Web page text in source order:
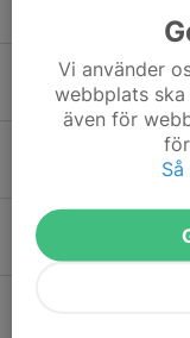
25 jun, 15:16
Kallelse till
4 jun, 14:37
Orienterings
3 jun, 22:50
Åstöloppet
Vi använder
webbplats
även för